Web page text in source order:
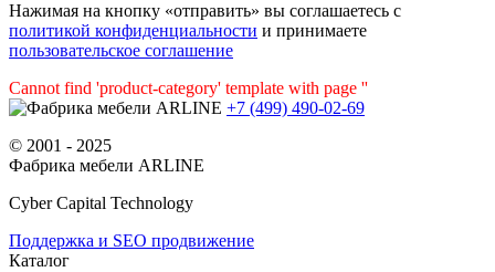
Нажимая на кнопку «отправить» вы соглашаетесь с
политикой конфиденциальности и принимаете
пользовательское соглашение
Cannot find 'product-category' template with page ''
+7 (499) 490-02-69
© 2001 - 2025
Фабрика мебели ARLINE
Cyber Capital Technology
Поддержка и SEO продвижение
Каталог